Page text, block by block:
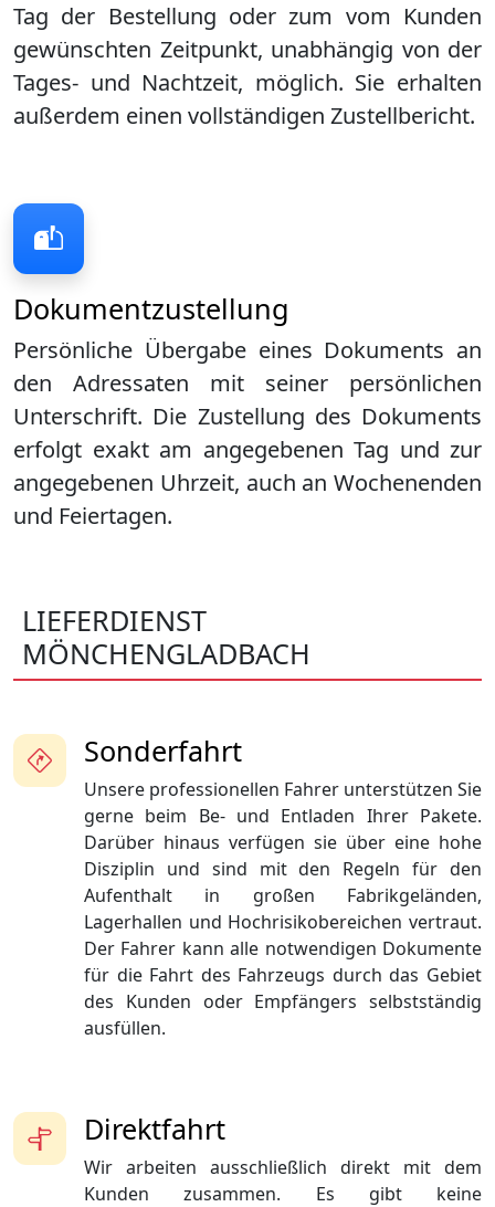
Dokumentzustellung
Persönliche Übergabe eines Dokuments an
den Adressaten mit seiner persönlichen
Unterschrift. Die Zustellung des Dokuments
erfolgt exakt am angegebenen Tag und zur
angegebenen Uhrzeit, auch an Wochenenden
und Feiertagen.
Tag der Bestellung oder zum vom Kunden
gewünschten Zeitpunkt, unabhängig von der
Tages- und Nachtzeit, möglich. Sie erhalten
außerdem einen vollständigen Zustellbericht.
LIEFERDIENST
MÖNCHENGLADBACH
Sonderfahrt
Unsere professionellen Fahrer unterstützen Sie
gerne beim Be- und Entladen Ihrer Pakete.
Darüber hinaus verfügen sie über eine hohe
Disziplin und sind mit den Regeln für den
Aufenthalt in großen Fabrikgeländen,
Lagerhallen und Hochrisikobereichen vertraut.
Der Fahrer kann alle notwendigen Dokumente
für die Fahrt des Fahrzeugs durch das Gebiet
des Kunden oder Empfängers selbstständig
ausfüllen.
Direktfahrt
Wir arbeiten ausschließlich direkt mit dem
Kunden zusammen. Es gibt keine